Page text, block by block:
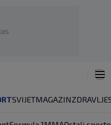
SVIJETMAGAZINZDRAVLJE